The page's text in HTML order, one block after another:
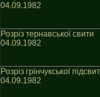
04.09.1982
Розріз тернавської свити
04.09.1982
Розріз грінчукської
04.09.1982